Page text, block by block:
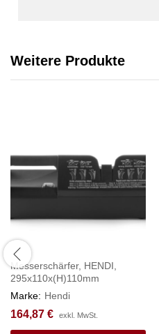
Weitere Produkte
Messerschärfer, HENDI,
295x110x(H)110mm
Marke: Hendi
164,87 € exkl. MwSt.